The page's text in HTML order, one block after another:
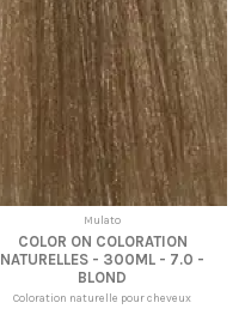
Mulato
COLOR ON COLORATION
NATURELLES - 300ML - 7.0 -
BLOND
Coloration naturelle pour cheveux